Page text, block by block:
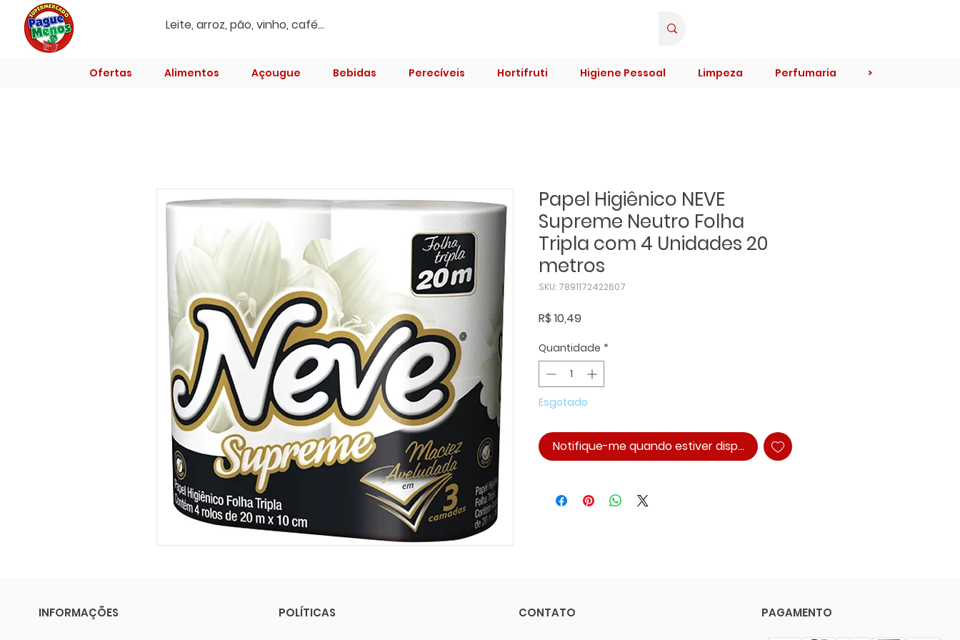
Ofertas Alimentos Açougue Bebidas Perecíveis Hortifruti Higiene Pessoal Limpeza Perfumaria >
Papel Higiênico NEVE
Supreme Neutro Folha
Tripla com 4 Unidades 20
metros
SKU: 7891172422607
R$ 10,49Preço
Quantidade *
Esgotado
Notifique-me quando estiver disponível
INFORMAÇÕES POLÍTICAS CONTATO PAGAMENTO